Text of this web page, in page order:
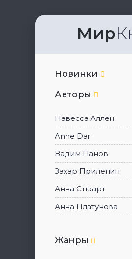
Мир
Новинки
Авторы
Навесса Аллен
Anne Dar
Вадим Панов
Захар Прилепин
Анна Стюарт
Анна Платунова
Жанры